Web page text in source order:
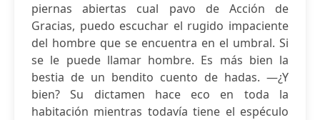
piernas abiertas cual pavo de Acción de
Gracias, puedo escuchar el rugido impaciente
del hombre que se encuentra en el umbral. Si
se le puede llamar hombre. Es más bien la
bestia de un bendito cuento de hadas. —¿Y
bien? Su dictamen hace eco en toda la
habitación mientras todavía tiene el espéculo